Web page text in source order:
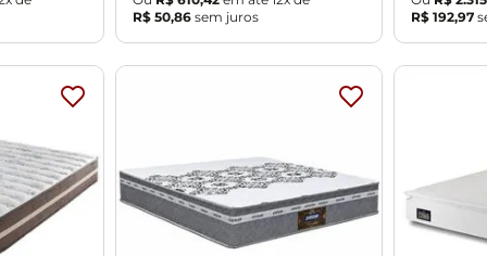
R$ 50,86 sem juros
R$ 192,97